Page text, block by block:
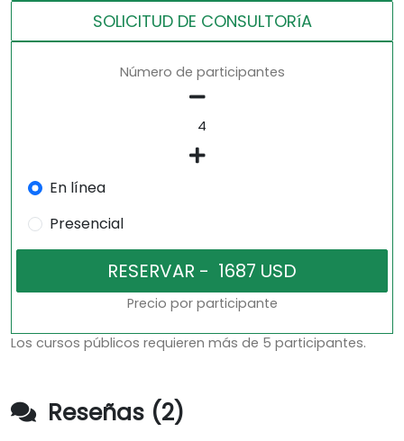
SOLICITUD DE CONSULTORíA
Número de participantes
En línea
Presencial
Precio por participante
Los cursos públicos requieren más de 5 participantes.
Reseñas (2)